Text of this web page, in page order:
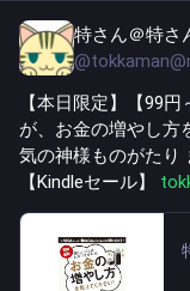
特さん＠特さ
【本日限定】【99
が、お金の増やし方
気の神様ものがたり
【Kindleセール】